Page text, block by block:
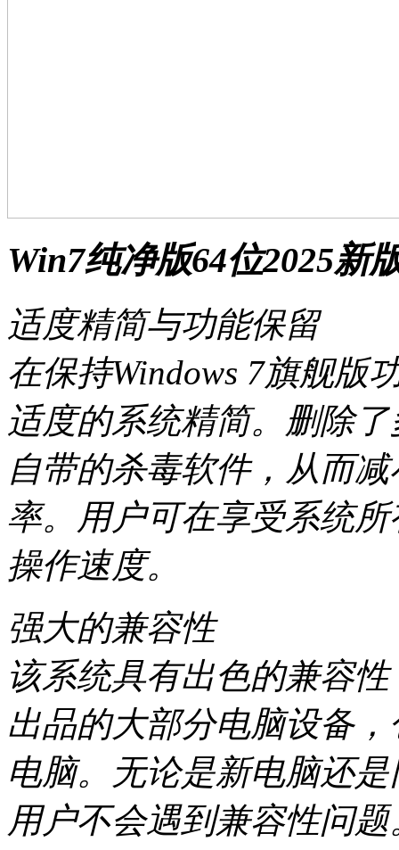
Win7纯净版64位2025新
适度精简与功能保留
在保持Windows 7旗舰版
适度的系统精简。删除
自带的杀毒软件，从而
率。用户可在享受系统
操作速度。
强大的兼容性
该系统具有出色的兼容
出品的大部分电脑设备
电脑。无论是新电脑还
用户不会遇到兼容性问题